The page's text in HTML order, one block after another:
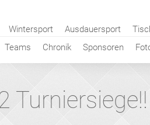
Wintersport Ausdauersport
Teams Chronik Sponsoren
Turniersiege!!